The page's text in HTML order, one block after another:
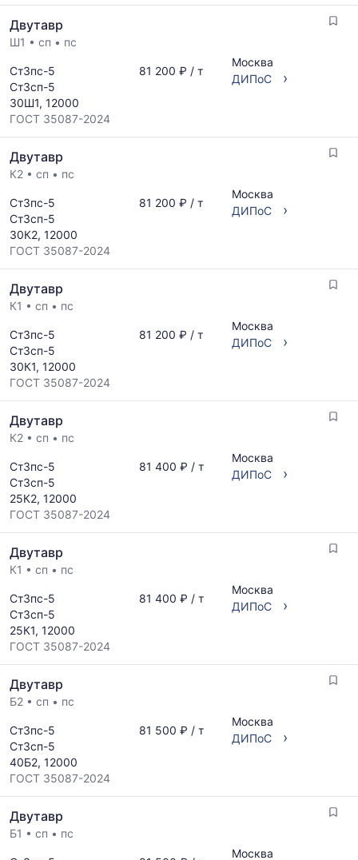
Двутавр
Ш1 • сп • пс
Ст3пс-5
Ст3сп-5
30Ш1, 12000
ГОСТ 35087-2024
81 200 ₽ / т
Москва
ДИПоС
›
Двутавр
К2 • сп • пс
Ст3пс-5
Ст3сп-5
30К2, 12000
ГОСТ 35087-2024
81 200 ₽ / т
Москва
ДИПоС
›
Двутавр
К1 • сп • пс
Ст3пс-5
Ст3сп-5
30К1, 12000
ГОСТ 35087-2024
81 200 ₽ / т
Москва
ДИПоС
›
Двутавр
К2 • сп • пс
Ст3пс-5
Ст3сп-5
25К2, 12000
ГОСТ 35087-2024
81 400 ₽ / т
Москва
ДИПоС
›
Двутавр
К1 • сп • пс
Ст3пс-5
Ст3сп-5
25К1, 12000
ГОСТ 35087-2024
81 400 ₽ / т
Москва
ДИПоС
›
Двутавр
Б2 • сп • пс
Ст3пс-5
Ст3сп-5
40Б2, 12000
ГОСТ 35087-2024
81 500 ₽ / т
Москва
ДИПоС
›
Двутавр
Б1 • сп • пс
Москва